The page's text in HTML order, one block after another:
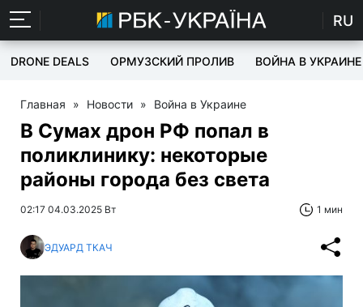
RU
DRONE DEALS ОРМУЗСКИЙ ПРОЛИВ ВОЙНА В УКРАИНЕ
Главная » Новости » Война в Украине
В Сумах дрон РФ попал в
поликлинику: некоторые
районы города без света
02:17 04.03.2025 Вт 1 мин
ЭДУАРД ТКАЧ